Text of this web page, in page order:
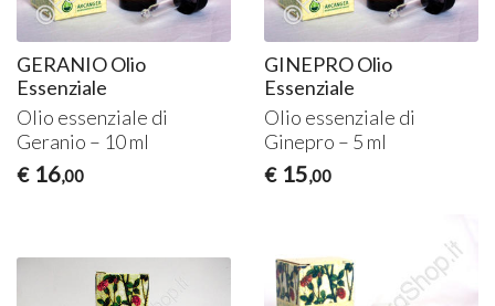
GERANIO Olio
Essenziale
Olio essenziale di
Geranio – 10 ml
€ 16,00
GINEPRO Olio
Essenziale
Olio essenziale di
Ginepro – 5 ml
€ 15,00